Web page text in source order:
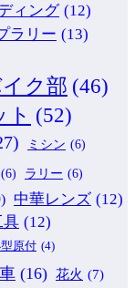
ィング (12)
ラリー (13)
ク部 (46)
ト (52)
ミシン (6)
(6) ラリー (6)
中華レンズ (12)
具 (12)
原付 (4)
(16) 花火 (7)